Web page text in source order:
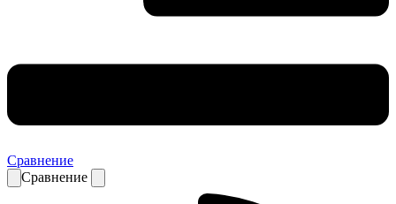
Сравнение
Сравнение